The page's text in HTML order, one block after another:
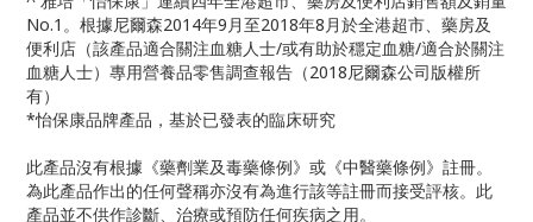
No.1。根據尼爾森2014年9月至2018年8月於全港超市、藥房及
便利店（該產品適合關注血糖人士/或有助於穩定血糖/適合於關注
血糖人士）專用營養品零售調查報告（2018尼爾森公司版權所
有）
*怡保康品牌產品，基於已發表的臨床研究
此產品沒有根據《藥劑業及毒藥條例》或《中醫藥條例》註冊。
為此產品作出的任何聲稱亦沒有為進行該等註冊而接受評核。此
產品並不供作診斷、治療或預防任何疾病之用。